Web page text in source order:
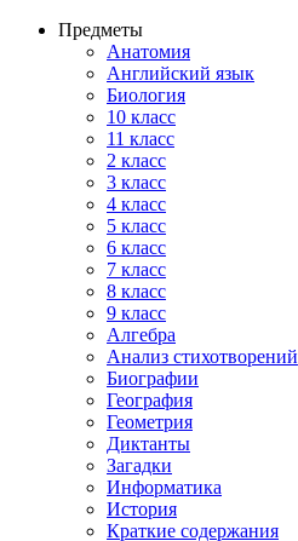
Предметы
Анатомия
Английский язык
Биология
10 класс
11 класс
2 класс
3 класс
4 класс
5 класс
6 класс
7 класс
8 класс
9 класс
Алгебра
Анализ стихотворений
Биографии
География
Геометрия
Диктанты
Загадки
Информатика
История
Краткие содержания